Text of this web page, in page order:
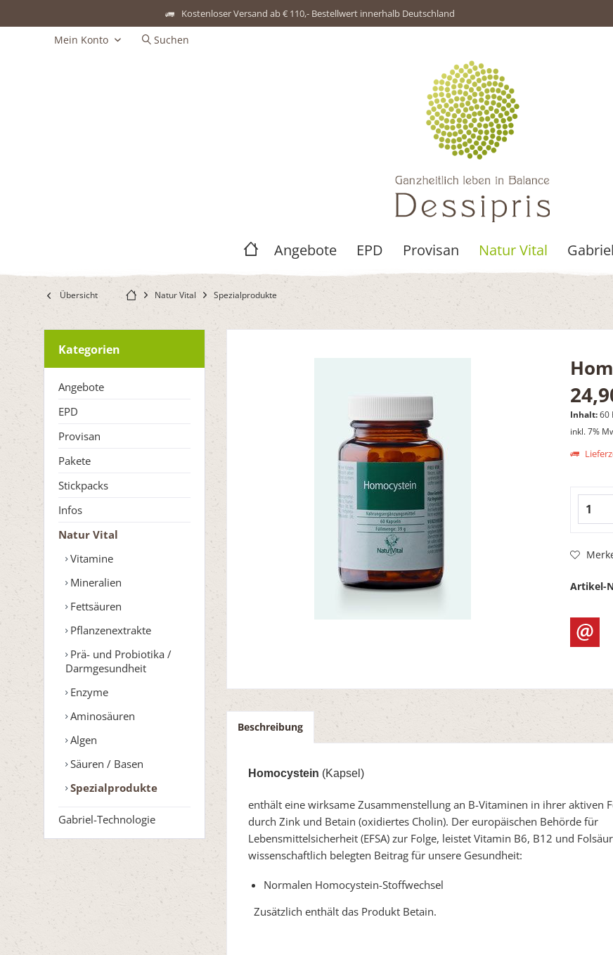
Kostenloser Versand ab € 110,- Bestellwert innerhalb Deutschland
Mein Konto Suchen
Angebote EPD Provisan Natur Vital
Übersicht Natur Vital Spezialprodukte
Kategorien
Angebote
EPD
Provisan
Pakete
Stickpacks
Infos
Natur Vital
Vitamine
Mineralien
Fettsäuren
Pflanzenextrakte
Prä- und Probiotika /
Darmgesundheit
Enzyme
Aminosäuren
Algen
Säuren / Basen
Spezialprodukte
Gabriel-Technologie
Inhalt:60
inkl. 7%
Artikel-
Beschreibung
Homocystein (Kapsel)
enthält eine wirksame Zusammenstellung an B-Vitaminen in ihrer aktiven
durch Zink und Betain (oxidiertes Cholin). Der europäischen Behörde für
Lebensmittelsicherheit (EFSA) zur Folge, leistet Vitamin B6, B12 und
wissenschaftlich belegten Beitrag für unsere Gesundheit:
Normalen Homocystein-Stoffwechsel
Zusätzlich enthält das Produkt Betain.